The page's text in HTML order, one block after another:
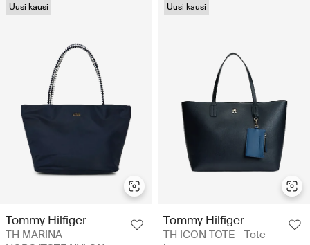
Uusi kausi
Tommy Hilfiger
TH MARINA
Uusi kausi
Tommy Hilfiger
TH ICON TOTE - Tote